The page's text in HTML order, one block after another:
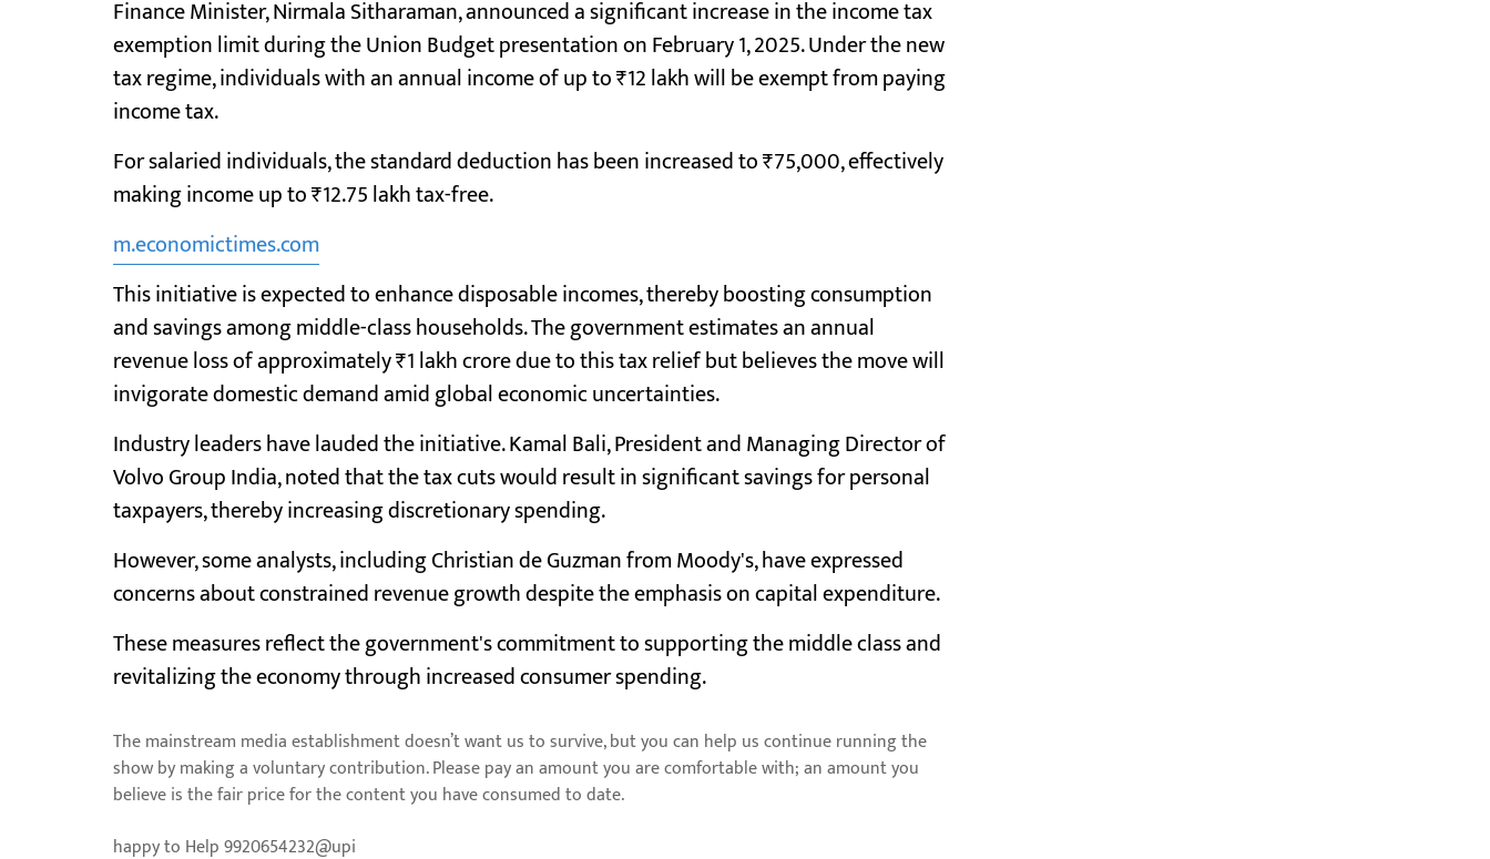
Finance Minister, Nirmala Sitharaman, announced a significant increase in the income tax
exemption limit during the Union Budget presentation on February 1, 2025. Under the new
tax regime, individuals with an annual income of up to ₹12 lakh will be exempt from paying
income tax.
For salaried individuals, the standard deduction has been increased to ₹75,000, effectively
making income up to ₹12.75 lakh tax-free.
m.economictimes.com
This initiative is expected to enhance disposable incomes, thereby boosting consumption
and savings among middle-class households. The government estimates an annual
revenue loss of approximately ₹1 lakh crore due to this tax relief but believes the move will
invigorate domestic demand amid global economic uncertainties.
Industry leaders have lauded the initiative. Kamal Bali, President and Managing Director of
Volvo Group India, noted that the tax cuts would result in significant savings for personal
taxpayers, thereby increasing discretionary spending.
However, some analysts, including Christian de Guzman from Moody's, have expressed
concerns about constrained revenue growth despite the emphasis on capital expenditure.
These measures reflect the government's commitment to supporting the middle class and
revitalizing the economy through increased consumer spending.
The mainstream media establishment doesn’t want us to survive, but you can help us continue running the
show by making a voluntary contribution. Please pay an amount you are comfortable with; an amount you
believe is the fair price for the content you have consumed to date.
happy to Help 9920654232@upi